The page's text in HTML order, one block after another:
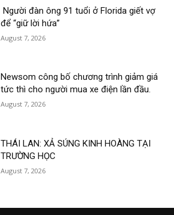
Người đàn ông 91 tuổi ở Florida giết vợ
để “giữ lời hứa”
August 7, 2026
Newsom công bố chương trình giảm giá
tức thì cho người mua xe điện lần đầu.
August 7, 2026
THÁI LAN: XẢ SÚNG KINH HOÀNG TẠI
TRƯỜNG HỌC
August 7, 2026